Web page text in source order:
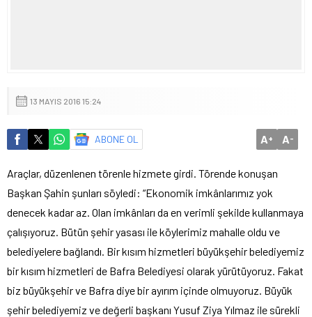
13 MAYIS 2016 15:24
ABONE OL A+ A-
Araçlar, düzenlenen törenle hizmete girdi. Törende konuşan
Başkan Şahin şunları söyledi: “Ekonomik imkânlarımız yok
denecek kadar az. Olan imkânları da en verimli şekilde kullanmaya
çalışıyoruz. Bütün şehir yasası ile köylerimiz mahalle oldu ve
belediyelere bağlandı. Bir kısım hizmetleri büyükşehir belediyemiz
bir kısım hizmetleri de Bafra Belediyesi olarak yürütüyoruz. Fakat
biz büyükşehir ve Bafra diye bir ayırım içinde olmuyoruz. Büyük
şehir belediyemiz ve değerli başkanı Yusuf Ziya Yılmaz ile sürekli